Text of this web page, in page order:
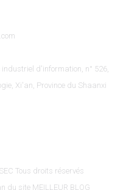
d'information, n° 526,
Xi'an, Province du Shaanxi
Tous droits réservés
du site MEILLEUR BLOG